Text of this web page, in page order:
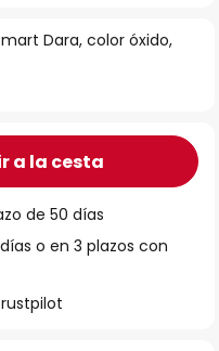
Dara, color óxido,
a la cesta
de 50 días
o en 3 plazos con